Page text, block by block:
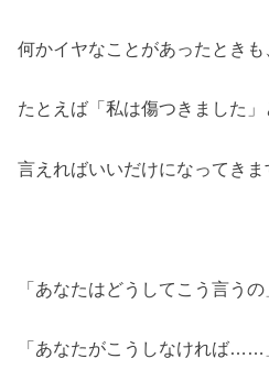
何かイヤなことがあったときも
たとえば「私は傷つきました」
言えればいいだけになってきま
「あなたはどうしてこう言うの
「あなたがこうしなければ……